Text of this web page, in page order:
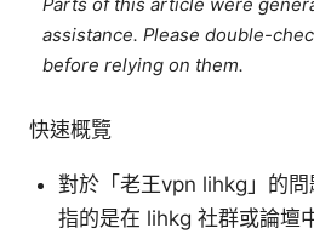
Parts of this article were
assistance. Please double-
before relying on them.
快速概覽
對於「老王vpn lihkg」的
指的是在 lihkg 社群或論壇